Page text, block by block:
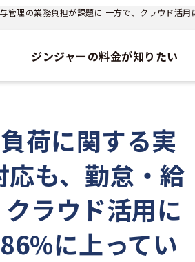
理の業務負担が課題に 一方で、クラウド活
ジンジャーの料金が知りたい
荷に関する実
も、勤怠・給
ラウド活用に
に上ってい